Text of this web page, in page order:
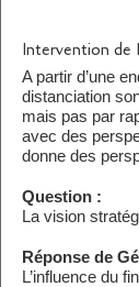
Intervention de
A partir d’une
distanciation
mais pas par
avec des
donne des
Question :
La vision
Réponse de
L’influence du